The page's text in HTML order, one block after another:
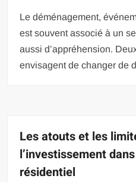
Le déménagement,
est souvent associé à un
aussi d’appréhension.
envisagent de changer de
Les atouts et les
l’investissement
résidentiel